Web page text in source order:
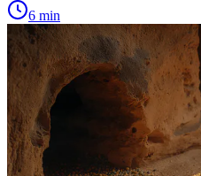
6 min